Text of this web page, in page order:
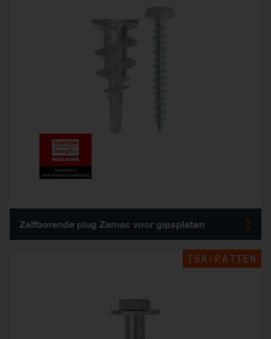
Zelfborende plug Zamac voor gipsplaten
TSA-PATTEN